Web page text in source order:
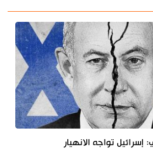
تواجه الانهيار